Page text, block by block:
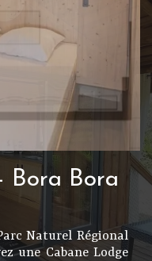
Bora Bora
Naturel Régional
une Cabane Lodge